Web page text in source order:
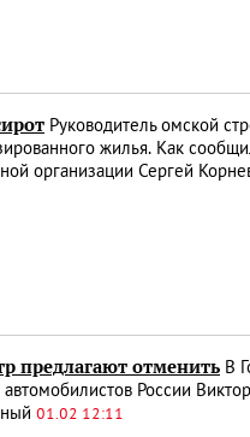
Руководитель омской
жилья. Как
организации Сергей
предлагают отменить В
России
01.02 12:11